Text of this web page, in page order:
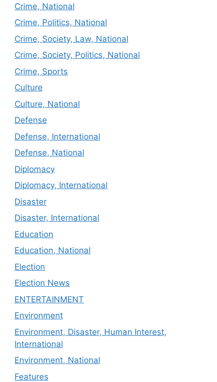
Crime, National
Crime, Politics, National
Crime, Society, Law, National
Crime, Society, Politics, National
Crime, Sports
Culture
Culture, National
Defense
Defense, International
Defense, National
Diplomacy
Diplomacy, International
Disaster
Disaster, International
Education
Education, National
Election
Election News
ENTERTAINMENT
Environment
Environment, Disaster, Human Interest,
International
Environment, National
Features